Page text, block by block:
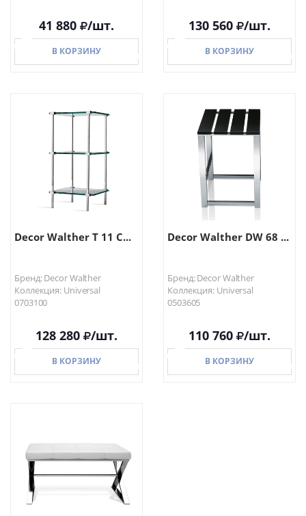
41 880 /шт.
В КОРЗИНУ
В КОРЗИНУ
130 560 /шт.
В КОРЗИНУ
В КОРЗИНУ
Decor Walther T 11 С...
Бренд: Decor Walther
Коллекция: Universal
0703100
128 280 /шт.
В КОРЗИНУ
Decor Walther DW 68 ...
Бренд: Decor Walther
Коллекция: Universal
0503605
110 760 /шт.
В КОРЗИНУ